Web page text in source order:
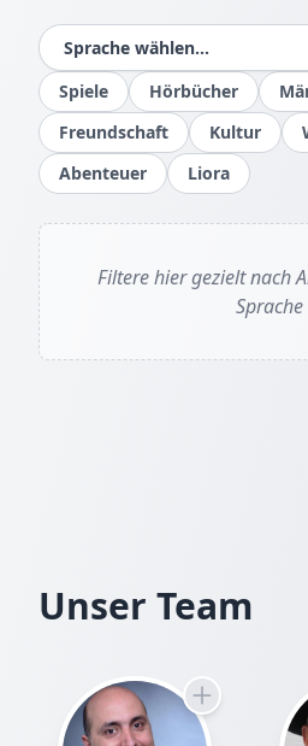
Spiele Hörbücher
Freundschaft
Kultur
Abenteuer
Liora
Filtere hier gezielt nach
Sprache
Unser Team
Das Echo der
komplexe Fragen zu
Instanz
die bestehende